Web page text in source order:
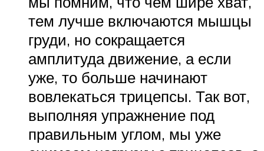
тем лучше включаются мышцы
груди, но сокращается
амплитуда движение, а если
уже, то больше начинают
вовлекаться трицепсы. Так вот,
выполняя упражнение под
правильным углом, мы уже